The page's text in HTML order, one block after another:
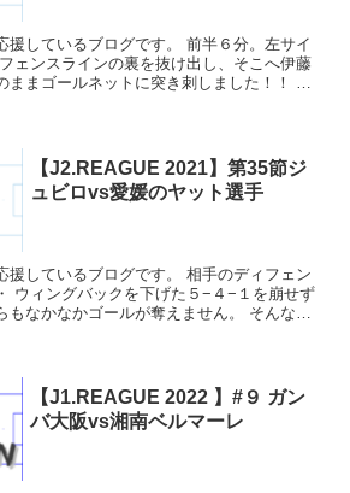
援しているブログです。 前半６分。左サイ
ェンスラインの裏を抜け出し、そこへ伊藤
ままゴールネットに突き刺しました！！ そ
【J2.REAGUE 2021】第35節ジ
ュビロvs愛媛のヤット選手
援しているブログです。 相手のディフェン
ウィングバックを下げた５−４−１を崩せず
もなかなかゴールが奪えません。 そんな
【J1.REAGUE 2022 】#９ ガン
バ大阪vs湘南ベルマーレ